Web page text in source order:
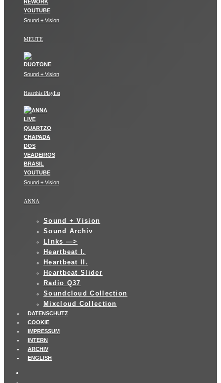
Sound + Vision
MEUTE
Sound + Vision
Hearthis Playlist
Sound + Vision
ANNA
Sound + Vision
Sound Archiv
LInks —>
Heartbeat I.
Heartbeat II.
Heartbeat Slider
Radio Q37
Soundcloud Collection
Mixcloud Collection
DATENSCHUTZ
COOKIE
IMPRESSUM
INTERN
ARCHIV
ENGLISH